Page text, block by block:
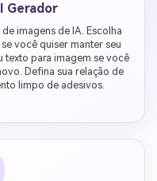
Gerador
imagens de IA. Escolha
você quiser manter seu
texto para imagem se você
Defina sua relação de
limpo de adesivos.